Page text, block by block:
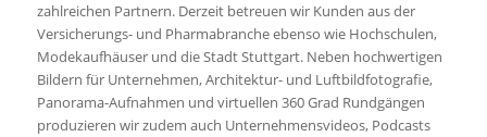
zahlreichen Partnern. Derzeit betreuen wir Kunden aus der
Versicherungs- und Pharmabranche ebenso wie Hochschulen,
Modekaufhäuser und die Stadt Stuttgart. Neben hochwertigen
Bildern für Unternehmen, Architektur- und Luftbildfotografie,
Panorama-Aufnahmen und virtuellen 360 Grad Rundgängen
produzieren wir zudem auch Unternehmensvideos, Podcasts